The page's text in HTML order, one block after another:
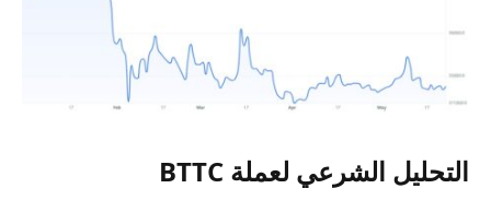
التحليل الشرعي لعملة BTTC